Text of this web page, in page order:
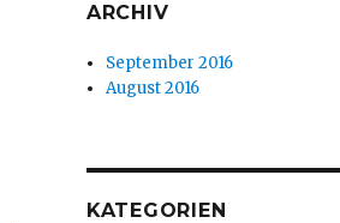
ARCHIV
September 2016
August 2016
KATEGORIEN